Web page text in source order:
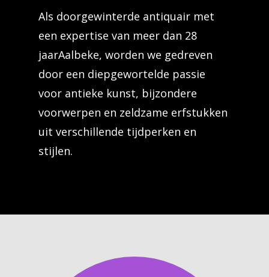
Als doorgewinterde antiquair met
een expertise van meer dan 28
jaarAalbeke, worden we gedreven
door een diepgewortelde passie
voor antieke kunst, bijzondere
voorwerpen en zeldzame erfstukken
uit verschillende tijdperken en
stijlen.